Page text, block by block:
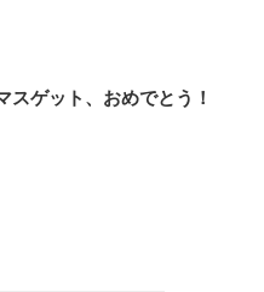
スゲット、おめでとう！